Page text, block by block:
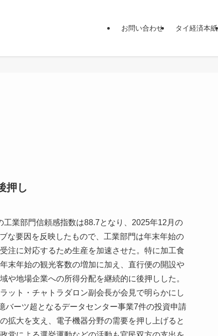
お問い合わせ タイ経済本紙
押し
業部門信頼感指数は88.7となり、2025年12月の
な要因を反映したもので、工業部門は年末年始の
注に対応するため生産を加速させた。特に加工食
末年始の観光客数の増加に加え、直行便の開設や
や地場企業への所得分配を継続的に後押しした。
ット・チャトラダロン副会長が会見で明らかにし
ーツ超となるデータセンター事業7件の投資申請
拡大を支え、電子機器分野の需要を押し上げると